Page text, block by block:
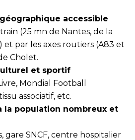
accessible
(25 mn de Nantes, de la
et par les axes routiers (A83 et
Cholet.
et sportif
Mondial Football
associatif, etc.
la population nombreux et
gare SNCF, centre hospitalier